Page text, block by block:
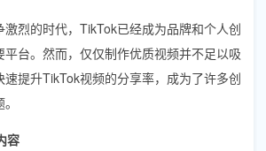
烈的时代，TikTok已经成为品牌和个人创
台。然而，仅仅制作优质视频并不足以吸
速提升TikTok视频的分享率，成为了许多创
容